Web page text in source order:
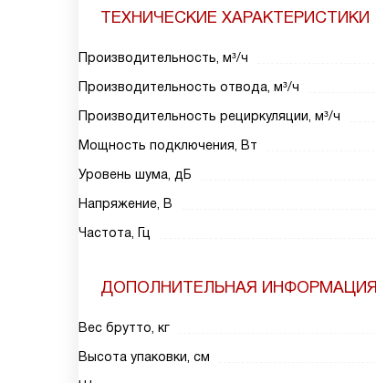
ТЕХНИЧЕСКИЕ ХАРАКТЕРИСТИКИ
Производительность, м³/ч
Производительность отвода, м³/ч
Производительность рециркуляции, м³/ч
Мощность подключения, Вт
Уровень шума, дБ
Напряжение, В
Частота, Гц
ДОПОЛНИТЕЛЬНАЯ ИНФОРМАЦИЯ
Вес брутто, кг
Высота упаковки, см